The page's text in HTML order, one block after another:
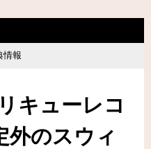
情報
キューレコ
外のスウィ